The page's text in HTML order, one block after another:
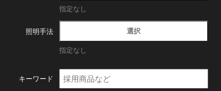
指定なし
照明手法 選択
指定なし
キーワード